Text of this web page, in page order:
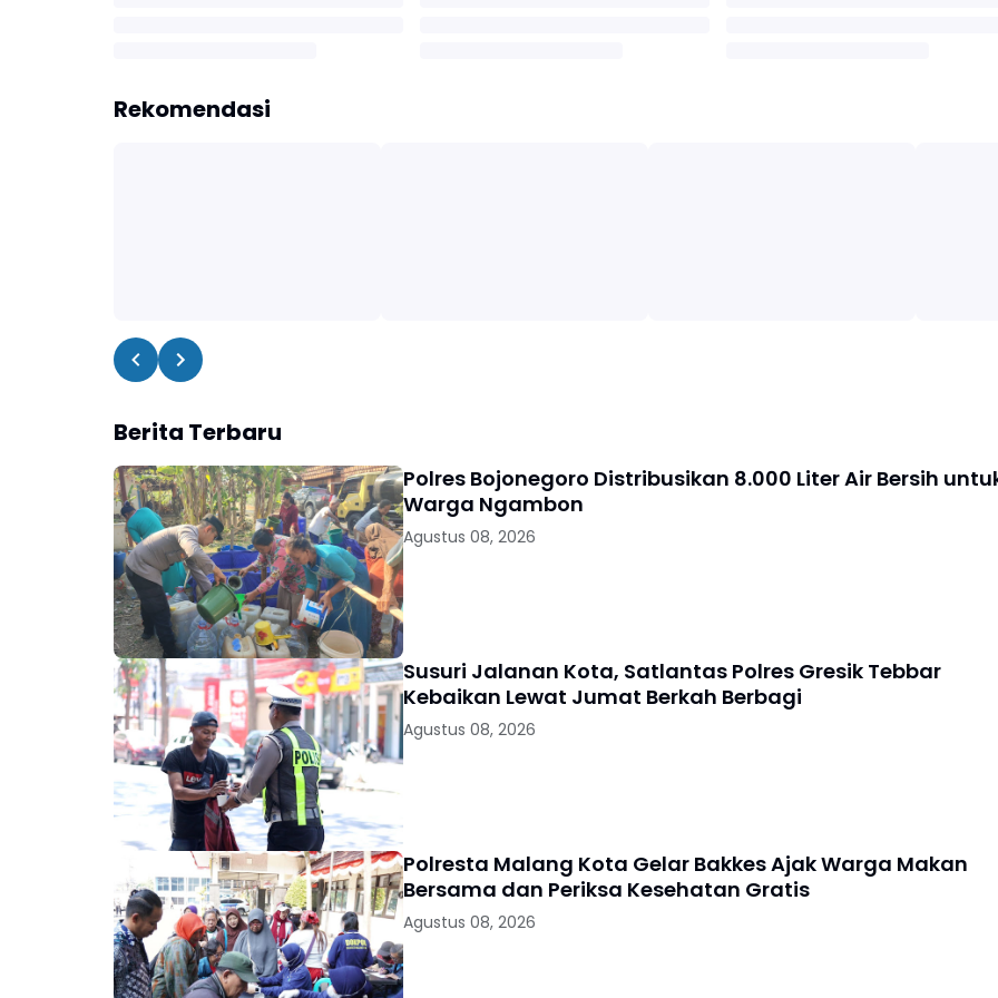
Rekomendasi
Berita Terbaru
Polres Bojonegoro Distribusikan 8.000 Liter Air Bersih
Warga Ngambon
Agustus 08, 2026
Susuri Jalanan Kota, Satlantas Polres Gresik Tebbar
Kebaikan Lewat Jumat Berkah Berbagi
Agustus 08, 2026
Polresta Malang Kota Gelar Bakkes Ajak Warga Makan
Bersama dan Periksa Kesehatan Gratis
Agustus 08, 2026